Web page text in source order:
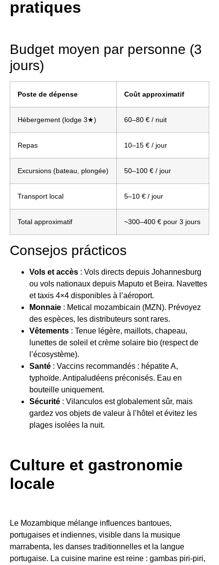
pratiques
Budget moyen par personne (3
jours)
Poste de dépense Coût approximatif
Hébergement (lodge 3★) 60–80 € / nuit
Repas 10–15 € / jour
Excursions (bateau, plongée) 50–100 € / jour
Transport local 5–10 € / jour
Total approximatif ~300–400 € pour 3 jours
Consejos prácticos
Vols et accès : Vols directs depuis Johannesburg
ou vols nationaux depuis Maputo et Beira. Navettes
et taxis 4×4 disponibles à l’aéroport.
Monnaie : Metical mozambicain (MZN). Prévoyez
des espèces, les distributeurs sont rares.
Vêtements : Tenue légère, maillots, chapeau,
lunettes de soleil et crème solaire bio (respect de
l’écosystème).
Santé : Vaccins recommandés : hépatite A,
typhoïde. Antipaludéens préconisés. Eau en
bouteille uniquement.
Sécurité : Vilanculos est globalement sûr, mais
gardez vos objets de valeur à l’hôtel et évitez les
plages isolées la nuit.
Culture et gastronomie
locale
Le Mozambique mélange influences bantoues,
portugaises et indiennes, visible dans la musique
marrabenta, les danses traditionnelles et la langue
portugaise. La cuisine marine est reine : gambas piri-piri,